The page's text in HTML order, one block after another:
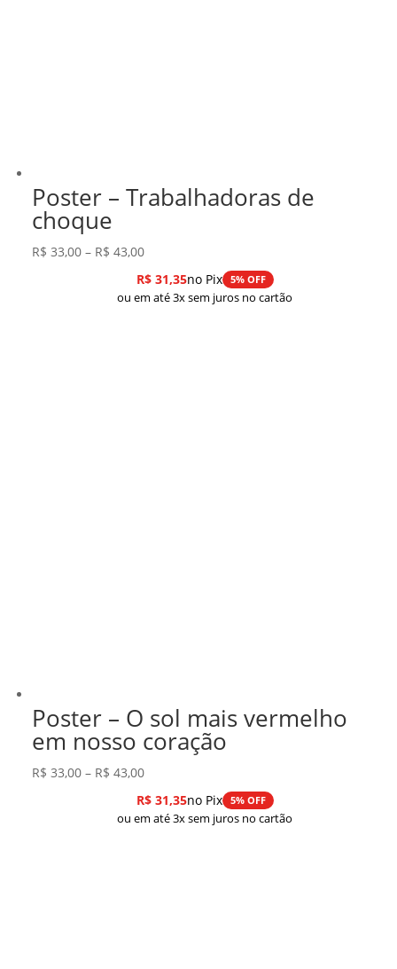
Poster – Trabalhadoras de
choque
R$ 33,00 – R$ 43,00Faixa
de
preço:
R$31,35no Pix 5% OFF
ou em até 3x sem juros no cartão
Poster – O sol mais vermelho
em nosso coração
R$ 33,00 – R$ 43,00Faixa
de
preço:
R$31,35no Pix 5% OFF
ou em até 3x sem juros no cartão